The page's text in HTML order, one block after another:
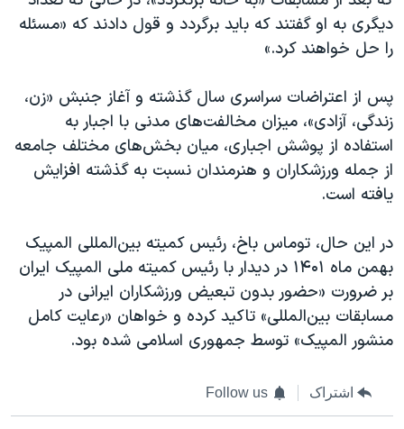
دیگری به او گفتند که باید برگردد و قول دادند که «مسئله
را حل خواهند کرد.»
پس از اعتراضات سراسری سال گذشته و آغاز جنبش «زن،
زندگی، آزادی»، میزان مخالفت‌های مدنی با اجبار به
استفاده از پوشش اجباری، میان بخش‌های مختلف جامعه
از جمله ورزشکاران و هنرمندان نسبت به گذشته افزایش
یافته است.
در این حال، توماس باخ، رئیس کمیته بین‌المللی المپیک
بهمن‌ ماه ۱۴۰۱ در دیدار با رئیس کمیته ملی المپیک ایران
بر ضرورت «حضور بدون تبعیض ورزشکاران ایرانی در
مسابقات بین‌المللی» تاکید کرده و خواهان «رعایت کامل
منشور المپیک» توسط جمهوری اسلامی شده بود.
اشتراک Follow us